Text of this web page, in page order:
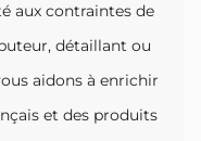
aux contraintes de
détaillant ou
aidons à enrichir
et des produits